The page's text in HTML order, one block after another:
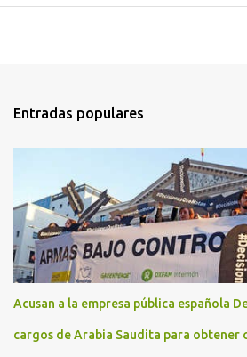
Entradas populares
Acusan a la empresa pública española
cargos de Arabia Saudita para obtener